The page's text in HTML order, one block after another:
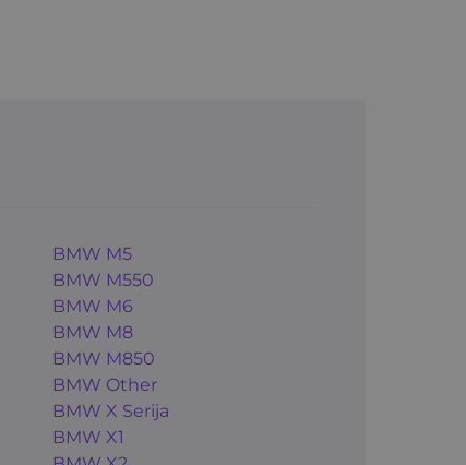
BMW M5
BMW M550
BMW M6
BMW M8
BMW M850
BMW Other
BMW X Serija
BMW X1